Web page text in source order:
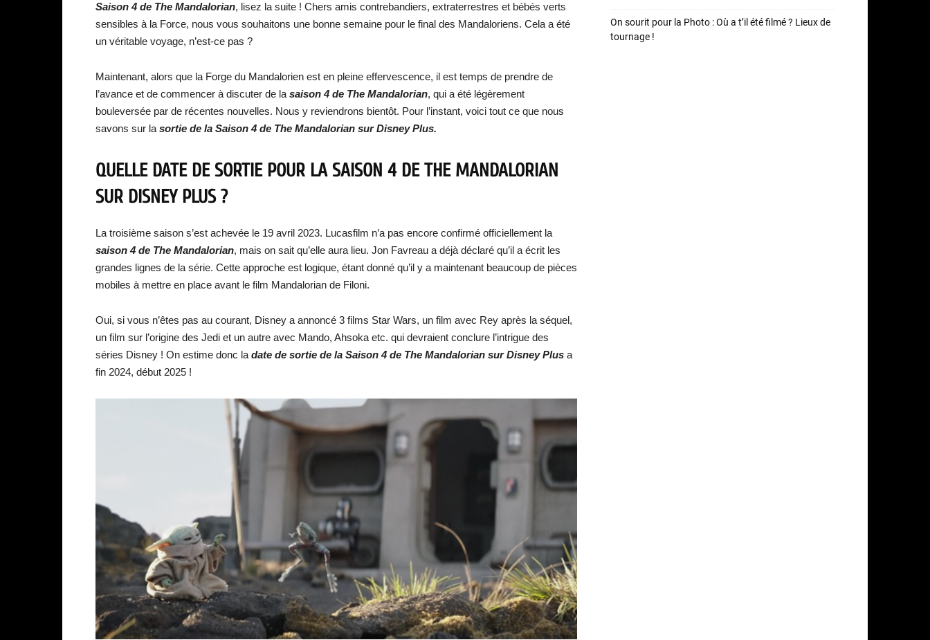
Saison 4 de The Mandalorian, lisez la suite ! Chers amis contrebandiers, extraterrestres et bébés verts
sensibles à la Force, nous vous souhaitons une bonne semaine pour le final des Mandaloriens. Cela a été
un véritable voyage, n’est-ce pas ?
Maintenant, alors que la Forge du Mandalorien est en pleine effervescence, il est temps de prendre de
l’avance et de commencer à discuter de la saison 4 de The Mandalorian, qui a été légèrement
bouleversée par de récentes nouvelles. Nous y reviendrons bientôt. Pour l’instant, voici tout ce que nous
savons sur la sortie de la Saison 4 de The Mandalorian sur Disney Plus.
QUELLE DATE DE SORTIE POUR LA SAISON 4 DE THE MANDALORIAN
SUR DISNEY PLUS ?
La troisième saison s’est achevée le 19 avril 2023. Lucasfilm n’a pas encore confirmé officiellement la
saison 4 de The Mandalorian, mais on sait qu’elle aura lieu. Jon Favreau a déjà déclaré qu’il a écrit les
grandes lignes de la série. Cette approche est logique, étant donné qu’il y a maintenant beaucoup de pièces
mobiles à mettre en place avant le film Mandalorian de Filoni.
Oui, si vous n’êtes pas au courant, Disney a annoncé 3 films Star Wars, un film avec Rey après la séquel,
un film sur l’origine des Jedi et un autre avec Mando, Ahsoka etc. qui devraient conclure l’intrigue des
séries Disney ! On estime donc la date de sortie de la Saison 4 de The Mandalorian sur Disney Plus a
fin 2024, début 2025 !
On sourit pour la Photo : Où a t’il été filmé ? Lieux de
tournage !